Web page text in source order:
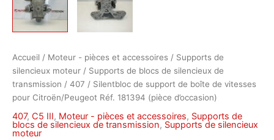
Accueil / Moteur - pièces et accessoires / Supports de
silencieux moteur / Supports de blocs de silencieux de
transmission / 407 / Silentbloc de support de boîte de vitesses
pour Citroën/Peugeot Réf. 181394 (pièce d’occasion)
407, C5 III, Moteur - pièces et accessoires, Supports de
blocs de silencieux de transmission, Supports de silencieux
moteur